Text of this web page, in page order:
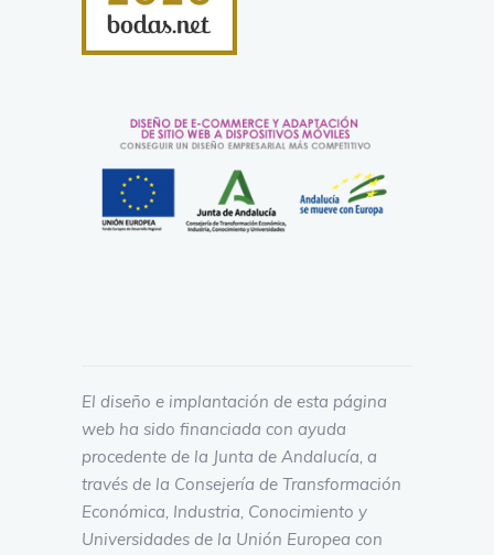
El diseño e implantación de esta página
web ha sido financiada con ayuda
procedente de la Junta de Andalucía, a
través de la Consejería de Transformación
Económica, Industria, Conocimiento y
Universidades de la Unión Europea con